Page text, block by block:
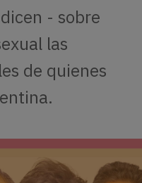
EN
- sobre
las
de quienes